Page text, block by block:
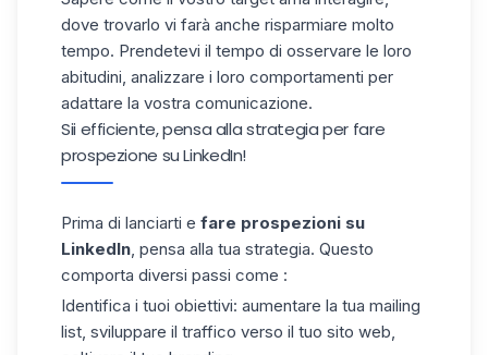
dove trovarlo vi farà anche risparmiare molto
tempo. Prendetevi il tempo di osservare le loro
abitudini, analizzare i loro comportamenti per
adattare la vostra comunicazione.
Sii efficiente, pensa alla strategia per fare
prospezione su LinkedIn!
Prima di lanciarti e fare prospezioni su
LinkedIn, pensa alla tua strategia. Questo
comporta diversi passi come :
Identifica i tuoi obiettivi: aumentare la tua mailing
list, sviluppare il traffico verso il tuo sito web,